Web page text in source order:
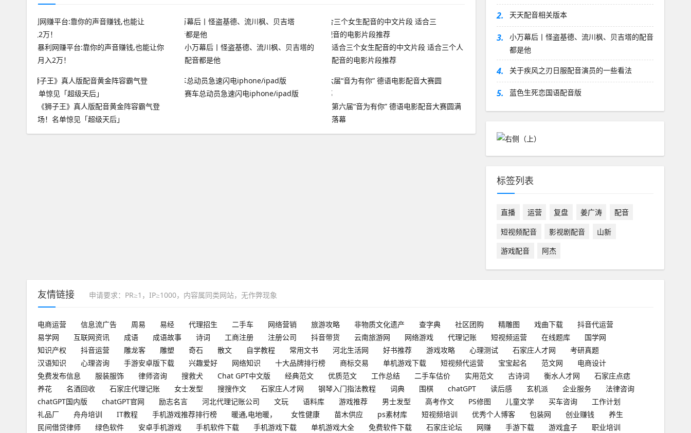
暴利网赚平台:靠你的声音赚钱,也能让你
月入2万！
小万幕后丨怪盗基德、流川枫、贝吉塔的
配音都是他
适合三个女生配音的中文片段 适合三个人
配音的电影片段推荐
《狮子王》真人版配音黄金阵容霸气登
场！名单惊见「超级天后」
赛车总动员急速闪电iphone/ipad版
第六届“音为有你” 德语电影配音大赛圆满
落幕
2. 天天配音相关版本
3.
小万幕后丨怪盗基德、流川枫、贝吉塔的配音
都是他
4. 关于疾风之刃日服配音演员的一些看法
5. 蓝色生死恋国语配音版
标签列表
直播 运营 复盘 姜广涛
配音
短视频配音
影视剧配音
山新
游戏配音
阿杰
友情链接 申请要求：PR≥1，IP≥1000，内容属同类网站，无作弊现象
电商运营 信息流广告 周易 易经 代理招生 二手车 网络营销 旅游攻略 非物质文化遗产 查字典 社区团购 精雕图 戏曲下载
抖音代运营
易学网
互联网资讯 成语 成语故事 诗词 工商注册 注册公司 抖音带货 云南旅游网 网络游戏 代理记账 短视频运营 在线题库
国学网
知识产权
抖音运营 雕龙客 雕塑 奇石 散文 自学教程 常用文书 河北生活网 好书推荐 游戏攻略 心理测试 石家庄人才网
考研真题
汉语知识
心理咨询 手游安卓版下载 兴趣爱好 网络知识 十大品牌排行榜 商标交易 单机游戏下载 短视频代运营 宝宝起名 范文网
电商设计
免费发布信息
服装服饰 律师咨询 搜救犬 Chat GPT中文版 经典范文 优质范文 工作总结 二手车估价 实用范文 古诗词 衡水人才网
石家庄点痣
养花
名酒回收 石家庄代理记账 女士发型 搜搜作文 石家庄人才网 钢琴入门指法教程 词典 围棋 chatGPT 读后感 玄机派 企业服务
法律咨询
chatGPT国内版
chatGPT官网 励志名言 河北代理记账公司 文玩 语料库 游戏推荐 男士发型 高考作文 PS修图 儿童文学 买车咨询
工作计划
礼品厂
舟舟培训 IT教程 手机游戏推荐排行榜 暖通,电地暖， 女性健康 苗木供应 ps素材库 短视频培训 优秀个人博客 包装网 创业赚钱
养生
民间借贷律师
绿色软件 安卓手机游戏 手机软件下载 手机游戏下载 单机游戏大全 免费软件下载 石家庄论坛 网赚 手游下载 游戏盒子 职业培训